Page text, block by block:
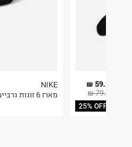
NIKE
מארז 6 זוגות גרביים Dri-FIT / גברים
59.93 ₪
79.90 ₪
25% OFF